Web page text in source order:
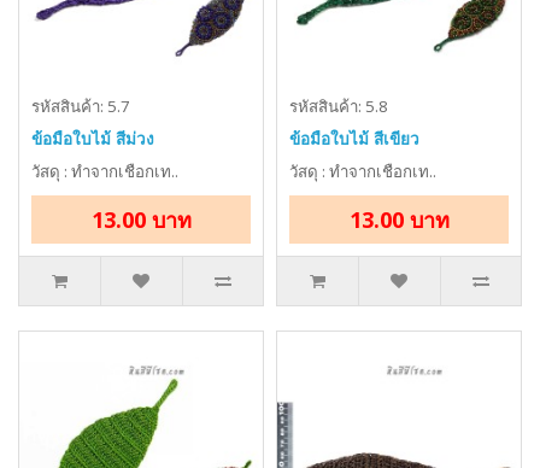
รหัสสินค้า: 5.7
ข้อมือใบไม้ สีม่วง
วัสดุ : ทำจากเชือกเท..
13.00 บาท
รหัสสินค้า: 5.8
ข้อมือใบไม้ สีเขียว
วัสดุ : ทำจากเชือกเท..
13.00 บาท